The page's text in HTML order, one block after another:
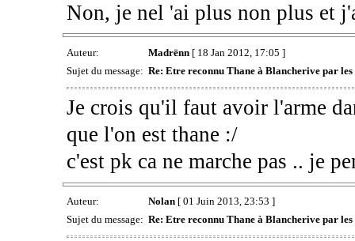
Non, je nel 'ai plus non plus et
Auteur: Madrënn[ 18 Jan 2012, 17:05 ]
Sujet du message: Re: Etre reconnu Thane à Blancherive par les
Je crois qu'il faut avoir l'arme
que l'on est thane :/
c'est pk ca ne marche pas .. je
Auteur: Nolan[ 01 Juin 2013, 23:53 ]
Sujet du message: Re: Etre reconnu Thane à Blancherive par les